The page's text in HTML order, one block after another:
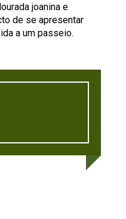
joanina e
de se apresentar
a um passeio.